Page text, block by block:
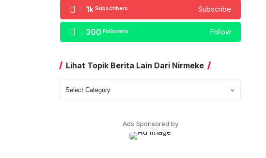
1k Subscribers Subscribe
300 Followers Follow
Lihat Topik Berita Lain Dari Nirmeke
Ads Sponsored by